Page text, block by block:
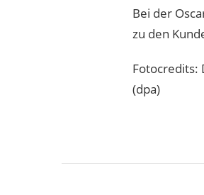
Bei der
zu den
Fotocredits:
(dpa)